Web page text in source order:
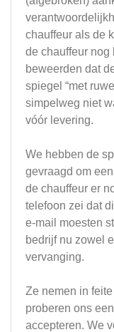
chauffeur als de
de chauffeur nog
beweerden dat
spiegel “met
simpelweg niet
vóór levering.
We hebben de
gevraagd om
de chauffeur er
telefoon zei dat
e-mail moesten
bedrijf nu zowel
vervanging.
Ze nemen in
proberen ons
accepteren. We